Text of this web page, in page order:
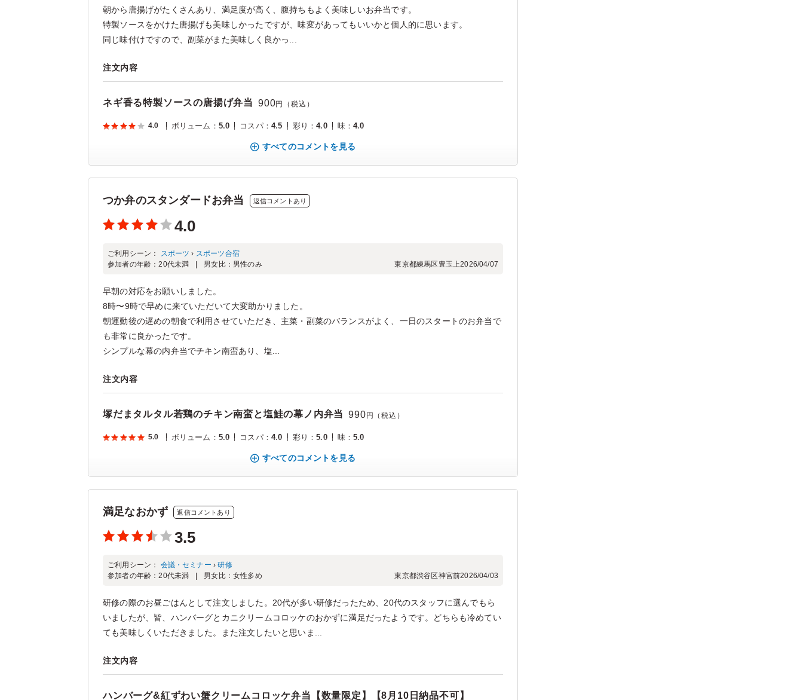
朝から唐揚げがたくさんあり、満足度が高く、腹持ちもよく美味しいお弁当です。
特製ソースをかけた唐揚げも美味しかったですが、味変があってもいいかと個人的に思います。
同じ味付けですので、副菜がまた美味しく良かっ...
注文内容
ネギ香る特製ソースの唐揚げ弁当 900円（税込）
4.0 ボリューム ： 5.0 コスパ： 4.5 彩り ：4.0 味：4.0
すべてのコメントを見る
つか弁のスタンダードお弁当 返信コメントあり
4.0
ご利用シーン： スポーツ › スポーツ合宿
参加者の年齢：20代未満 男女比： 男性のみ 東京都練馬区豊玉上2026/04/07
早朝の対応をお願いしました。
8時〜9時で早めに来ていただいて大変助かりました。
朝運動後の遅めの朝食で利用させていただき、主菜・副菜のバランスがよく、一日のスタートのお弁当で
も非常に良かったです。
シンプルな幕の内弁当でチキン南蛮あり、塩...
注文内容
塚だまタルタル若鶏のチキン南蛮と塩鮭の幕ノ内弁当 990 円（税込）
5.0 ボリューム ： 5.0 コスパ： 4.0 彩り ：5.0 味：5.0
すべてのコメントを見る
満足なおかず 返信コメントあり
3.5
ご利用シーン： 会議・セミナー ›研修
参加者の年齢：20代未満 男女比： 女性多め 東京都渋谷区神宮前2026/04/03
研修の際のお昼ごはんとして注文しました。20代が多い研修だったため、20代のスタッフに選んでもら
いましたが、皆、ハンバーグとカニクリームコロッケのおかずに満足だったようです。どちらも冷めてい
ても美味しくいただきました。また注文したいと思いま...
注文内容
ハンバーグ&紅ずわい蟹クリームコロッケ弁当【数量限定】【8月10日納品不可】